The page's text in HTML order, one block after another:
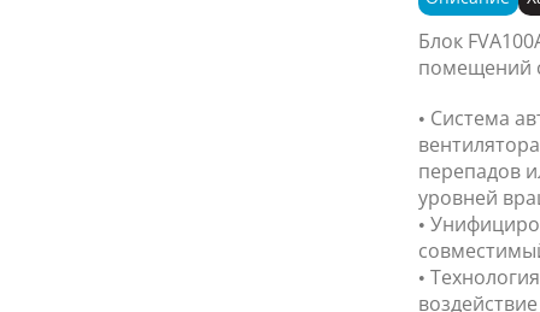
Блок
помещений
• Система
перепадов
уровней
•
•